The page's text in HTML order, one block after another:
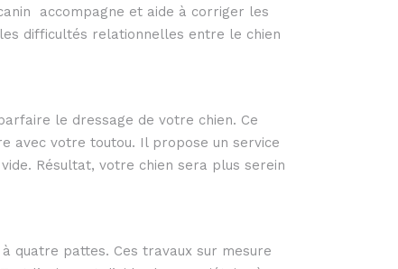
accompagne et aide à corriger les
difficultés relationnelles entre le chien
le dressage de votre chien. Ce
avec votre toutou. Il propose un service
Résultat, votre chien sera plus serein
quatre pattes. Ces travaux sur mesure